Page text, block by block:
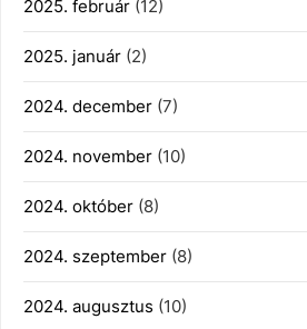
2025. február (12)
2025. január (2)
2024. december (7)
2024. november (10)
2024. október (8)
2024. szeptember (8)
2024. augusztus (10)